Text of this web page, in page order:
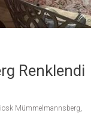
Renklendi
Mümmelmannsberg,